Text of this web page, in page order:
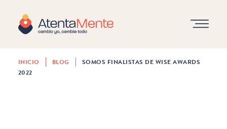
INICIO BLOG
SOMOS FINALISTAS DE WISE AWARDS
2022
NOVEDADES